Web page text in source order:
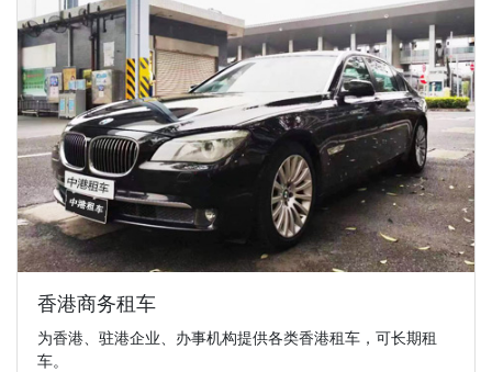
香港商务租车
为香港、驻港企业、办事机构提供各类香港租车，可长期租
车。